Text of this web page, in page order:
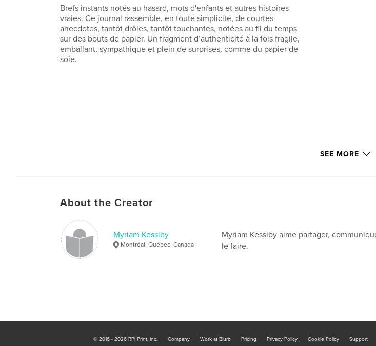
Brefs instants notés au hasard, mots d'enfants et autres histoires
vraies. Ce journal rassemble, en toute simplicité, de courtes
anecdotes, tantôt drôles, tantôt touchantes, notées au fil du temps
sur des bouts de papier. Un fragment d’authenticité à la fois fragile,
emballant, sympathique et plein de surprises, comme du papier de
soie.
SEE MORE
About the Creator
Myriam Kessiby
Montréal, Québec, Canada
Myriam Kessiby aime partager,
le faire.
© 2016 - 2026 RPI Print, Inc. Company Work at Blurb Pricing Privacy Policy Cookie Policy Support